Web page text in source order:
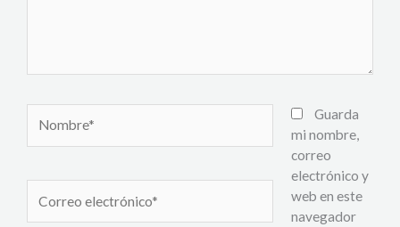
electrónico*
Guarda
mi nombre,
correo
electrónico y
web en este
navegador